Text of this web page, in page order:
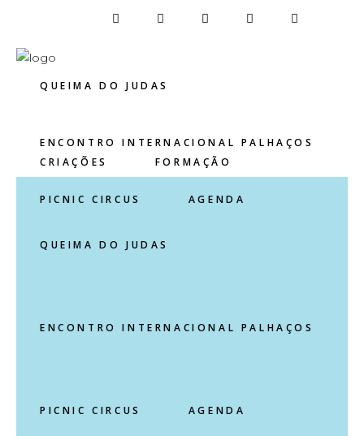
CRIAÇÕES FORMAÇÃO
QUEIMA DO JUDAS
ENCONTRO INTERNACIONAL PALHAÇOS
PICNIC CIRCUS AGENDA
QUEIMA DO JUDAS
ENCONTRO INTERNACIONAL PALHAÇOS
PICNIC CIRCUS AGENDA